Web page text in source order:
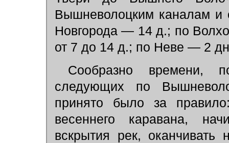
Вышневолоцким каналам
Новгорода — 14 д.; по
от 7 до 14 д.; по Неве — 2
Сообразно времени,
следующих по
принято было за
весеннего каравана,
вскрытия рек,